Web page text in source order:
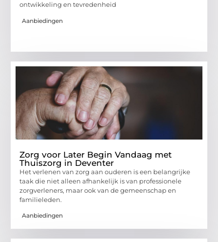
ontwikkeling en tevredenheid
Aanbiedingen
Zorg voor Later Begin Vandaag met
Thuiszorg in Deventer
Het verlenen van zorg aan ouderen is een belangrijke
taak die niet alleen afhankelijk is van professionele
zorgverleners, maar ook van de gemeenschap en
familieleden.
Aanbiedingen